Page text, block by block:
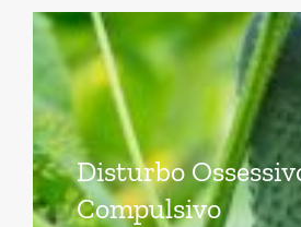
Disturbo
Compulsivo